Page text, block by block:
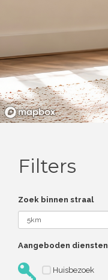
Filters
Zoek binnen straal
Aangeboden diensten
Huisbezoek